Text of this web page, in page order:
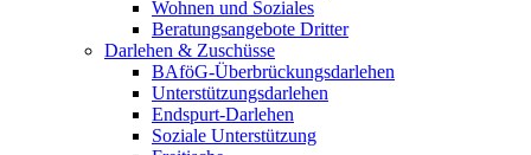
Wohnen und Soziales
Beratungsangebote Dritter
Darlehen & Zuschüsse
BAföG-Überbrückungsdarlehen
Unterstützungsdarlehen
Endspurt-Darlehen
Soziale Unterstützung